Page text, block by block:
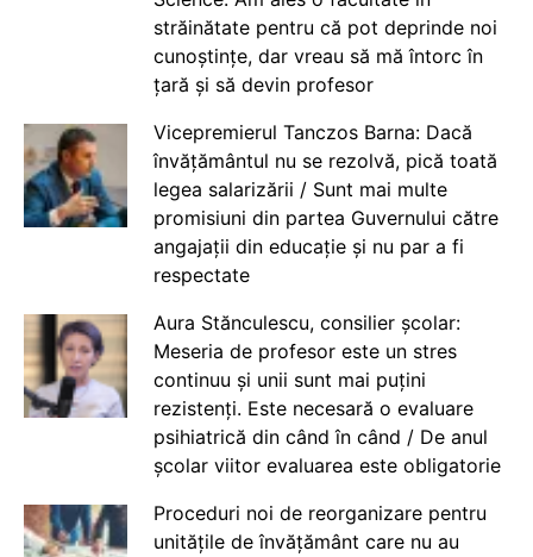
străinătate pentru că pot deprinde noi
cunoștințe, dar vreau să mă întorc în
țară și să devin profesor
Vicepremierul Tanczos Barna: Dacă
învățământul nu se rezolvă, pică toată
legea salarizării / Sunt mai multe
promisiuni din partea Guvernului către
angajații din educație și nu par a fi
respectate
Aura Stănculescu, consilier școlar:
Meseria de profesor este un stres
continuu și unii sunt mai puțini
rezistenți. Este necesară o evaluare
psihiatrică din când în când / De anul
școlar viitor evaluarea este obligatorie
Proceduri noi de reorganizare pentru
unitățile de învățământ care nu au